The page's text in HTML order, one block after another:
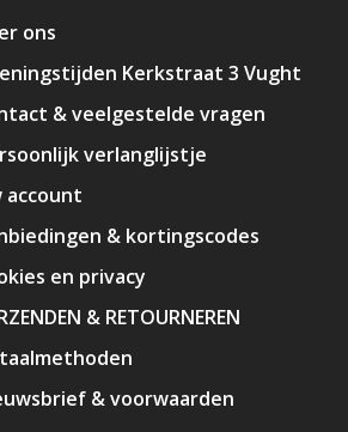
ons
Kerkstraat 3 Vught
& veelgestelde vragen
verlanglijstje
account
& kortingscodes
en privacy
& RETOURNEREN
& voorwaarden